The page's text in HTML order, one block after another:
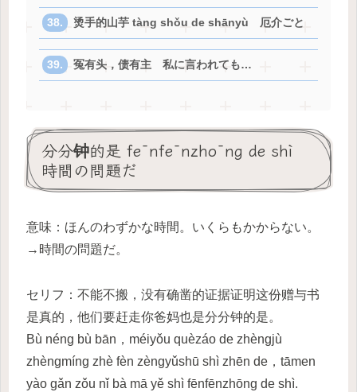
烫手的山芋 tàng shǒu de shānyù 厄介ごと
冤有头，债有主 私に言われても…
分分钟的是 fēnfēnzhōng de shì
時間の問題だ
意味：ほんのわずかな時間。いくらもかからない。
→時間の問題だ。
セリフ：不能不搬，没有确凿的证据证明这份赠与书
是真的，他们要赶走你爸妈也是分分钟的是。
Bù néng bù bān，méiyǒu quèzáo de zhèngjù
zhèngmíng zhè fèn zèngyǔshū shì zhēn de，tāmen
yào gǎn zǒu nǐ bà mā yě shì fēnfēnzhōng de shì.